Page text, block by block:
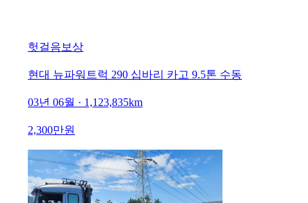
헛걸음보상
현대 뉴파워트럭 290 십바리 카고 9.5톤 수동
03년 06월 · 1,123,835km
2,300만원